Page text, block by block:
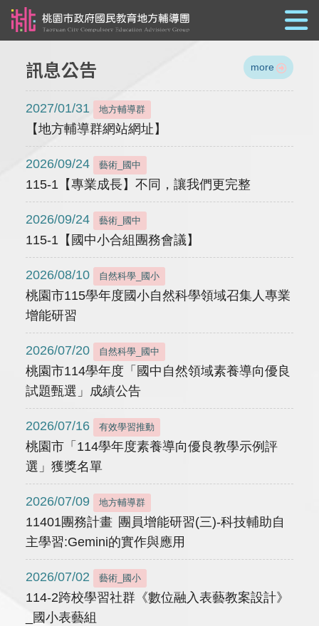
訊息公告 more
2027/01/31 地方輔導群
【地方輔導群網站網址】
2026/09/24 藝術_國中
115-1【專業成長】不同，讓我們更完整
2026/09/24 藝術_國中
115-1【國中小合組團務會議】
2026/08/10 自然科學_國小
桃園市115學年度國小自然科學領域召集人專業
增能研習
2026/07/20 自然科學_國中
桃園市114學年度「國中自然領域素養導向優良
試題甄選」成績公告
2026/07/16 有效學習推動
桃園市「114學年度素養導向優良教學示例評
選」獲獎名單
2026/07/09 地方輔導群
11401團務計畫 團員增能研習(三)-科技輔助自
主學習:Gemini的實作與應用
2026/07/02 藝術_國小
114-2跨校學習社群《數位融入表藝教案設計》
_國小表藝組